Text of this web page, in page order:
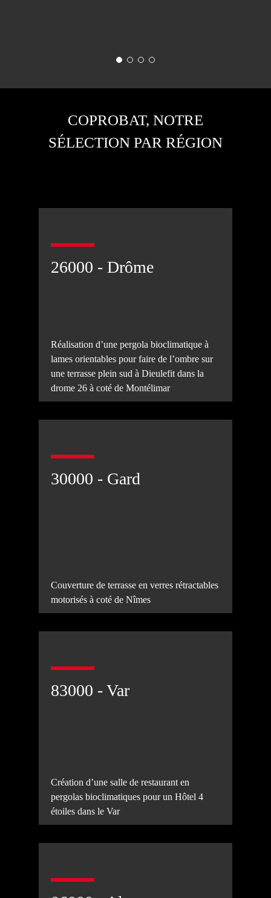
COPROBAT, NOTRE
SÉLECTION PAR RÉGION
26000 - Drôme
Réalisation d’une pergola bioclimatique à
lames orientables pour faire de l’ombre sur
une terrasse plein sud à Dieulefit dans la
drome 26 à coté de Montélimar
30000 - Gard
Couverture de terrasse en verres rétractables
motorisés à coté de Nîmes
83000 - Var
Création d’une salle de restaurant en
pergolas bioclimatiques pour un Hôtel 4
étoiles dans le Var